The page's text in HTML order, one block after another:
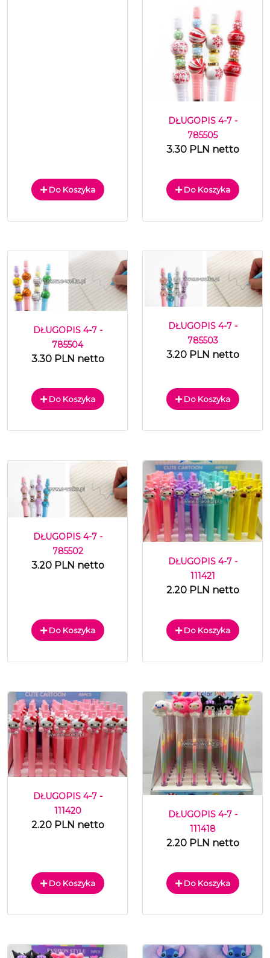
Do Koszyka
DŁUGOPIS 4-7 -
785505
3.30 PLN netto
Do Koszyka
DŁUGOPIS 4-7 -
785504
3.30 PLN netto
Do Koszyka
DŁUGOPIS 4-7 -
785503
3.20 PLN netto
Do Koszyka
DŁUGOPIS 4-7 -
785502
3.20 PLN netto
Do Koszyka
DŁUGOPIS 4-7 -
111421
2.20 PLN netto
Do Koszyka
DŁUGOPIS 4-7 -
111420
2.20 PLN netto
Do Koszyka
DŁUGOPIS 4-7 -
111418
2.20 PLN netto
Do Koszyka